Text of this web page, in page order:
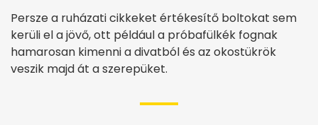
Persze a ruházati cikkeket értékesítő boltokat sem
kerüli el a jövő, ott például a próbafülkék fognak
hamarosan kimenni a divatból és az okostükrök
veszik majd át a szerepüket.